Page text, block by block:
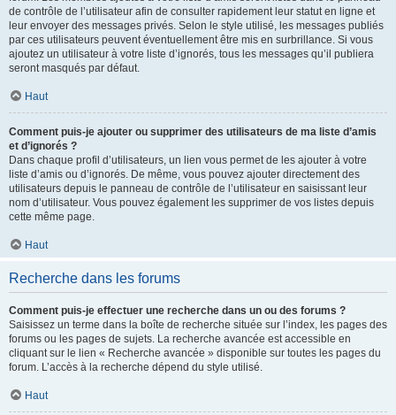
de contrôle de l’utilisateur afin de consulter rapidement leur statut en ligne et
leur envoyer des messages privés. Selon le style utilisé, les messages publiés
par ces utilisateurs peuvent éventuellement être mis en surbrillance. Si vous
ajoutez un utilisateur à votre liste d’ignorés, tous les messages qu’il publiera
seront masqués par défaut.
Haut
Comment puis-je ajouter ou supprimer des utilisateurs de ma liste d’amis
et d’ignorés ?
Dans chaque profil d’utilisateurs, un lien vous permet de les ajouter à votre
liste d’amis ou d’ignorés. De même, vous pouvez ajouter directement des
utilisateurs depuis le panneau de contrôle de l’utilisateur en saisissant leur
nom d’utilisateur. Vous pouvez également les supprimer de vos listes depuis
cette même page.
Haut
Recherche dans les forums
Comment puis-je effectuer une recherche dans un ou des forums ?
Saisissez un terme dans la boîte de recherche située sur l’index, les pages des
forums ou les pages de sujets. La recherche avancée est accessible en
cliquant sur le lien « Recherche avancée » disponible sur toutes les pages du
forum. L’accès à la recherche dépend du style utilisé.
Haut